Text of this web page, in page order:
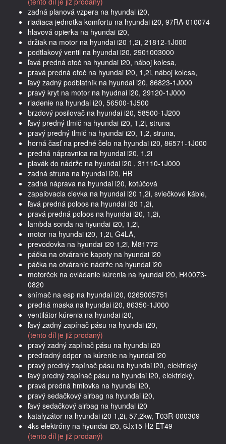
zadná planová vzpera na hyundai i20,
riadiaca jednotka komfortu na hyundai i20, 97RA-010074
hlavová opierka na hyundai i20,
držiak na motor na hyundai i20 1,2i, 21812-1J000
podtlakový ventil na hyundai i20, 2901003000
ľavá predná otoč na hyundai i20, náboj kolesa,
pravá predná otoč na hyundai i20, 1,2i, náboj kolesa,
ľavý zadný podblatník na hyundai i20, 86823-1J000
pravý kryt na motor na hyudnai i20, 29120-1J000
riadenie na hyundai i20, 56500-1J500
brzdový posilovač na hyundai i20, 58500-1J200
ľavý predný tlmič na hyundai i20, 1,2i, struna
pravý predný tlmič na hyundai i20, 1,2, struna,
horná časť na predné čelo na hyundai i20, 86571-1J000
predná nápravnica na hyundai i20, 1,2i
plavák do nádrže na hyundai i20 , 31110-1J000
zadná struna na hyundai i20, HB
zadná náprava na hyundai i20, kotúčová
zapaľovacia cievka na hyundai i20 1,2i, sviečkové káble,
ľavá predná poloos na hyundai i20 1,2i,
pravá predná poloos na hyundai i20, 1,2i,
lambda sonda na hyundai i20, 1,2i,
motor na hyundai i20, 1,2i, G4LA,
prevodovka na hyundai i20 1,2i, M81772
páčka na otváranie kapoty na hyundai i20
páčka na otváranie nádrže na hyundai i20
motorček na ovládanie kúrenia na hyundai i20, H40073-
0820
snímač na esp na hyundai i20, 0265005751
predná maska na hyundai i20, 86350-1J000
ventilátor kúrenia na hyundai i20,
ľavý zadný zapínač pásu na hyundai i20,
(tento díl je již prodaný)
pravý zadný zapínač pásu na hyundai i20
predradný odpor na kúrenie na hyundai i20
pravý predný zapínač pásu na hyundai i20, elektrický
ľavý predný zapínač pásu na hyundai i20, elektrický,
pravá predná hmlovka na hyundai i20,
pravý sedačkový airbag na hyundai i20,
ľavý sedačkový airbag na hyundai i20
katalyzátor na hyundai i20 1,2i, 57,2kw, T03R-000309
4ks elektróny na hyundai i20, 6Jx15 H2 ET49
(tento díl je již prodaný)